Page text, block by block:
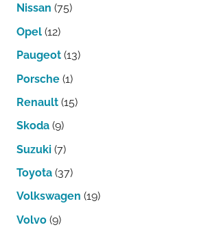
Nissan (75)
Opel (12)
Paugeot (13)
Porsche (1)
Renault (15)
Skoda (9)
Suzuki (7)
Toyota (37)
Volkswagen (19)
Volvo (9)